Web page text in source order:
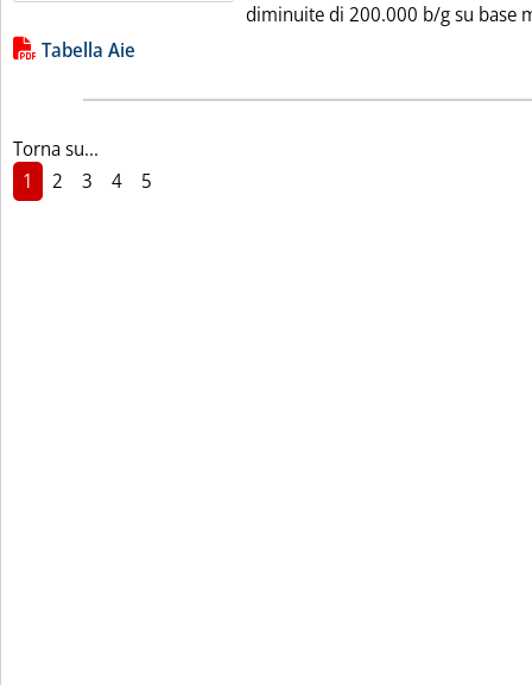
diminuite di 200.000 b/g su base
Lista allegati PDF alla notizia
Tabella Aie
Torna su...
1
2 3 4 5